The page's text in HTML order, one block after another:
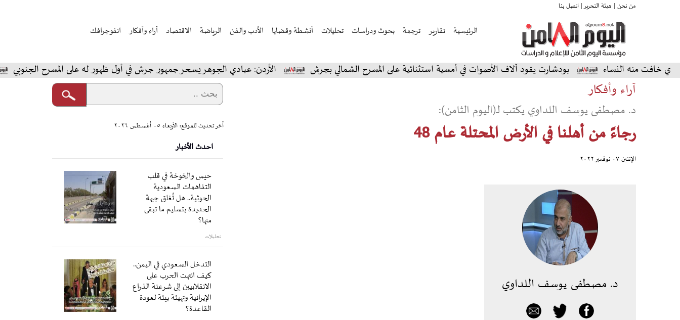
من نحن | هيئة التحرير | اتصل بنا
الرئيسية تقارير ترجمة بحوث ودراسات تحليلات أنشطة وقضايا الأدب والفن الرياضة الاقتصاد آراء وأفكار انفوجرافك
منه النساء بودشارت يقود آلاف الأصوات في أمسية استثنائية على المسرح الشمالي بجرش الأردن: عبادي الجوهر يسحر جمهور جرش في أول ظهور له على المسرح الجنوبي
آراء وأفكار
د. مصطفى يوسف اللداوي يكتب لـ(اليوم الثامن):
رجاءً من أهلنا في الأرض المحتلة عام 48
الإثنين ٠٧ نوفمبر ٢٠٢٢
د. مصطفى يوسف اللداوي
آخر تحديث للموقع: الأربعاء ٠٥ أغسطس ٢٠٢٦
احدث الأخبار
حيس والخوخة في قلب
التفاهمات السعودية
الحوثية.. هل تُغلق جبهة
الحديدة بتسليم ما تبقى
منها؟
تحليلات
التدخل السعودي في اليمن..
كيف انتهت الحرب على
الانقلابيين إلى شرعنة الذراع
الإيرانية وتهيئة بيئة لعودة
القاعدة؟